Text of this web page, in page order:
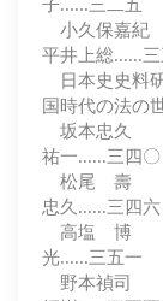
子......三二五
小久保嘉
平井上総......
日本史史料
国時代の法
坂本忠久
祐一......三四〇
松尾 壽
忠久......三四六
高塩 博
光......三五一
野本禎司